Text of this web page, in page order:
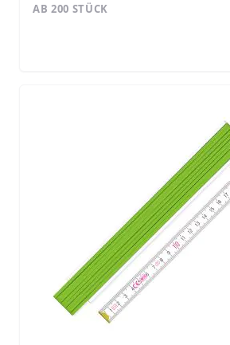
AB 200 STÜCK